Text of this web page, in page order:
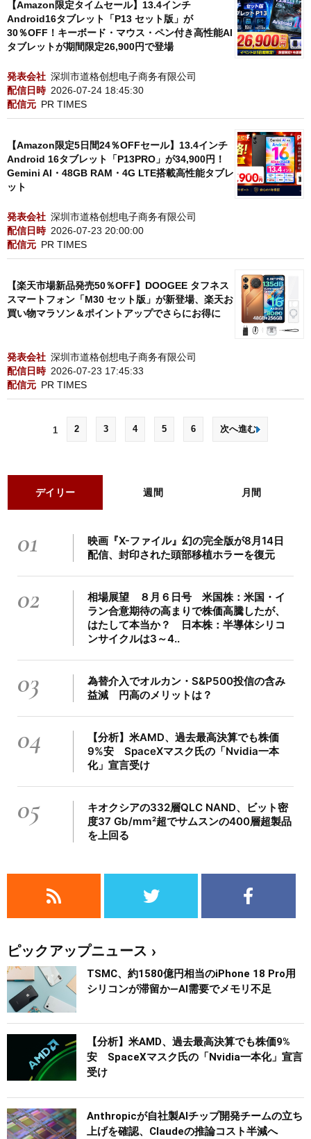
【Amazon限定タイムセール】13.4インチ
Android16タブレット「P13 セット版」が
30％OFF！キーボード・マウス・ペン付き高性能AI
タブレットが期間限定26,900円で登場
発表会社 深圳市道格创想电子商务有限公司
配信日時 2026-07-24 18:45:30
配信元 PR TIMES
【Amazon限定5日間24％OFFセール】13.4インチ
Android 16タブレット「P13PRO」が34,900円！
Gemini AI・48GB RAM・4G LTE搭載高性能タブレ
ット
発表会社 深圳市道格创想电子商务有限公司
配信日時 2026-07-23 20:00:00
配信元 PR TIMES
【楽天市場新品発売50％OFF】DOOGEE タフネス
スマートフォン「M30 セット版」が新登場、楽天お
買い物マラソン＆ポイントアップでさらにお得に
発表会社 深圳市道格创想电子商务有限公司
配信日時 2026-07-23 17:45:33
配信元 PR TIMES
1 2 3 4 5 6 次へ進む
デイリー 週間 月間
01
映画『X-ファイル』幻の完全版が8月14日
配信、封印された頭部移植ホラーを復元
02
相場展望 ８月６日号 米国株：米国・イ
ラン合意期待の高まりで株価高騰したが、
はたして本当か？ 日本株：半導体シリコ
ンサイクルは3～4..
03
為替介入でオルカン・S&P500投信の含み
益減 円高のメリットは？
04
【分析】米AMD、過去最高決算でも株価
9%安 SpaceXマスク氏の「Nvidia一本
化」宣言受け
05
キオクシアの332層QLC NAND、ビット密
度37 Gb/mm²超でサムスンの400層超製品
を上回る
ピックアップニュース
TSMC、約1580億円相当のiPhone 18 Pro用
シリコンが滞留か―AI需要でメモリ不足
【分析】米AMD、過去最高決算でも株価9%
安 SpaceXマスク氏の「Nvidia一本化」宣言
受け
Anthropicが自社製AIチップ開発チームの立ち
上げを確認、Claudeの推論コスト半減へ